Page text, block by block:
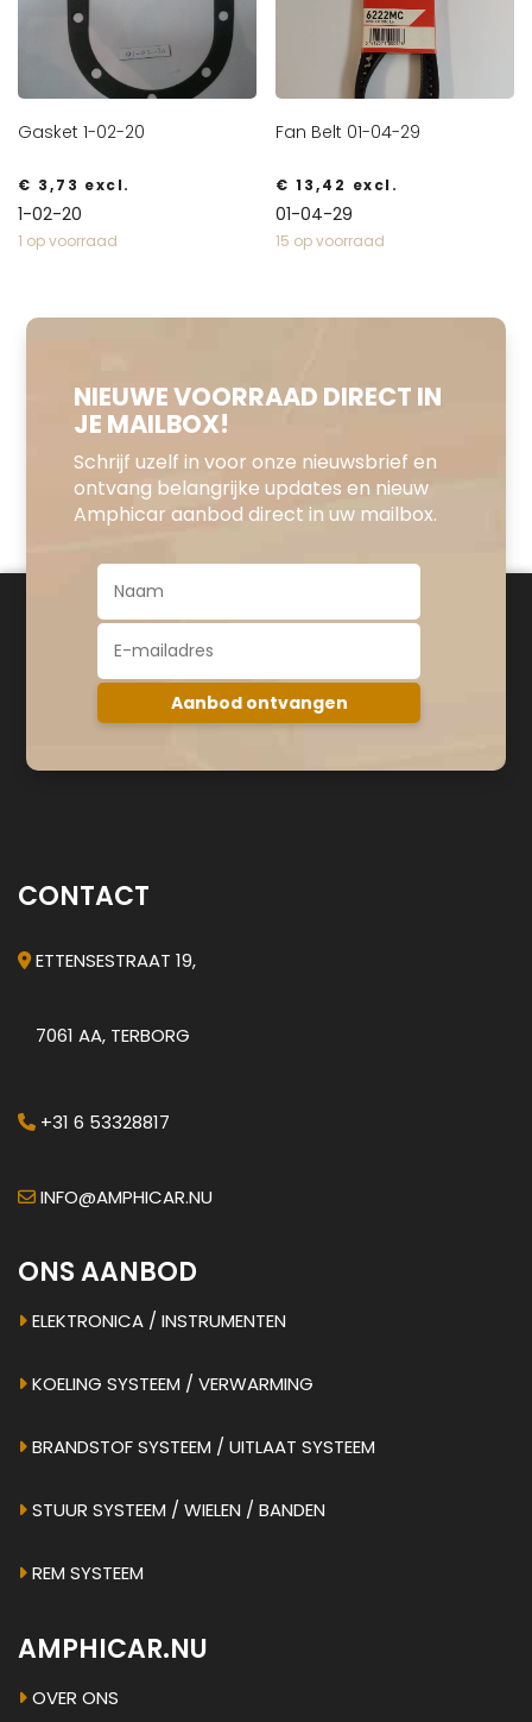
Gasket 1-02-20
€ 3,73 excl.
1-02-20
1 op voorraad
Fan Belt 01-04-29
€ 13,42 excl.
01-04-29
15 op voorraad
NIEUWE VOORRAAD DIRECT IN
JE MAILBOX!
Schrijf uzelf in voor onze nieuwsbrief en
ontvang belangrijke updates en nieuw
Amphicar aanbod direct in uw mailbox.
CONTACT
ETTENSESTRAAT 19,
7061 AA, TERBORG
+31 6 53328817
INFO@AMPHICAR.NU
ONS AANBOD
ELEKTRONICA / INSTRUMENTEN
KOELING SYSTEEM / VERWARMING
BRANDSTOF SYSTEEM / UITLAAT SYSTEEM
STUUR SYSTEEM / WIELEN / BANDEN
REM SYSTEEM
AMPHICAR.NU
OVER ONS